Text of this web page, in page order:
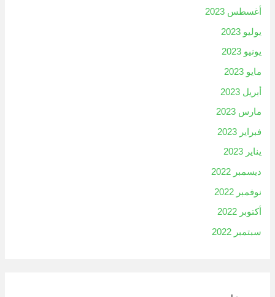
أغسطس 2023
يوليو 2023
يونيو 2023
مايو 2023
أبريل 2023
مارس 2023
فبراير 2023
يناير 2023
ديسمبر 2022
نوفمبر 2022
أكتوبر 2022
سبتمبر 2022